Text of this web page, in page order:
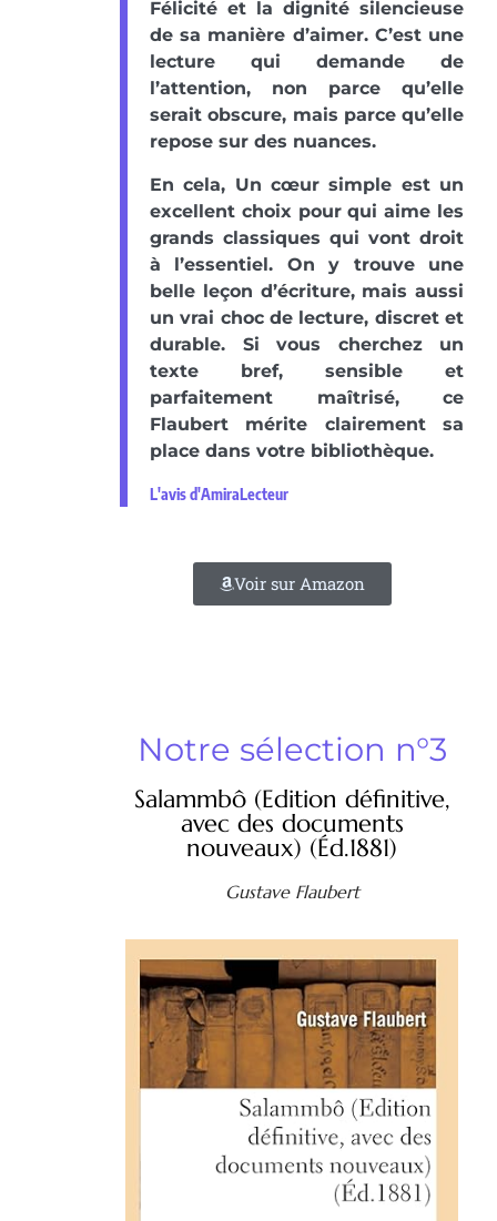
Félicité et la dignité silencieuse
de sa manière d’aimer. C’est une
lecture qui demande de
l’attention, non parce qu’elle
serait obscure, mais parce qu’elle
repose sur des nuances.
En cela, Un cœur simple est un
excellent choix pour qui aime les
grands classiques qui vont droit
à l’essentiel. On y trouve une
belle leçon d’écriture, mais aussi
un vrai choc de lecture, discret et
durable. Si vous cherchez un
texte bref, sensible et
parfaitement maîtrisé, ce
Flaubert mérite clairement sa
place dans votre bibliothèque.
L'avis d'AmiraLecteur
Voir sur Amazon
Notre sélection n°3
Salammbô (Edition définitive,
avec des documents
nouveaux) (Éd.1881)
Gustave Flaubert